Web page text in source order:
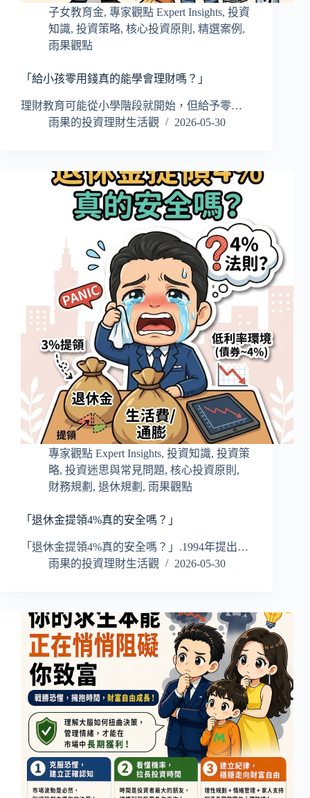
子女教育金, 專家觀點 Expert Insights, 投資
知識, 投資策略, 核心投資原則 , 精選案例 ,
雨果觀點
「給小孩零用錢真的能學會理財嗎？」
理財教育可能從小學階段就開始，但給予零…
雨果的投資理財生活觀
2026-05-30
專家觀點 Expert Insights, 投資知識, 投資策
略, 投資迷思與常見問題, 核心投資原則 ,
財務規劃 , 退休規劃 , 雨果觀點
「退休金提領4%真的安全嗎？」
「退休金提領4%真的安全嗎？」.1994年提出…
雨果的投資理財生活觀
2026-05-30